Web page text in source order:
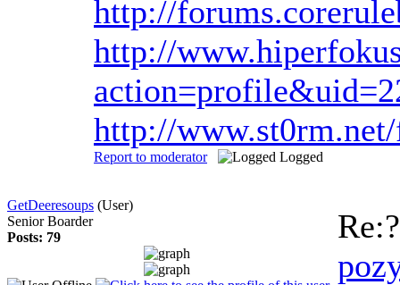
http://
http://
http://
Report to moderator Logged
GetDeeresoups (User)
Senior Boarder
Posts: 79